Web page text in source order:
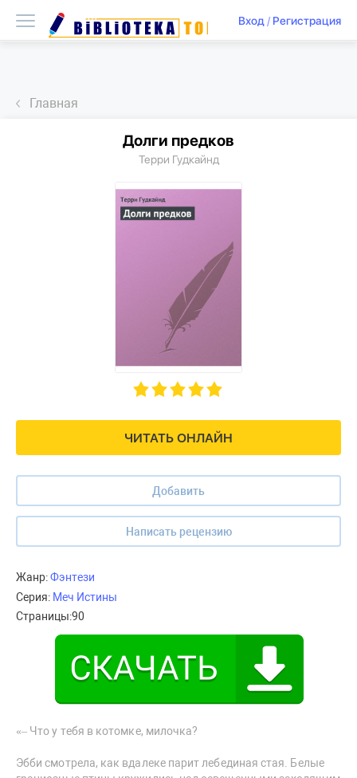
Вход/ Регистрация
Главная
ЧИТАТЬ ОНЛАЙН
Добавить
Написать рецензию
Долги предков
Терри Гудкайнд
Жанр:Фэнтези
Серия: Меч Истины
Страницы:90
«– Что у тебя в котомке, милочка?
Эбби смотрела, как вдалеке парит лебединая стая. Белые